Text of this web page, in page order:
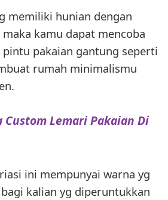
memiliki hunian dengan
kamu dapat mencoba
pakaian gantung seperti
rumah minimalismu
Custom Lemari Pakaian Di
ini mempunyai warna yg
kalian yg diperuntukkan